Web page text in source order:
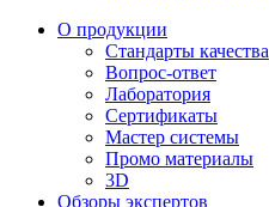
О продукции
Стандарты качества
Вопрос-ответ
Лаборатория
Сертификаты
Мастер системы
Промо материалы
3D
Обзоры экспертов